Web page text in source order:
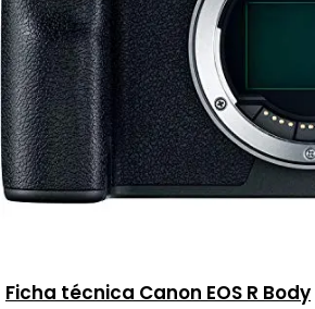
Ficha técnica Canon EOS R Body